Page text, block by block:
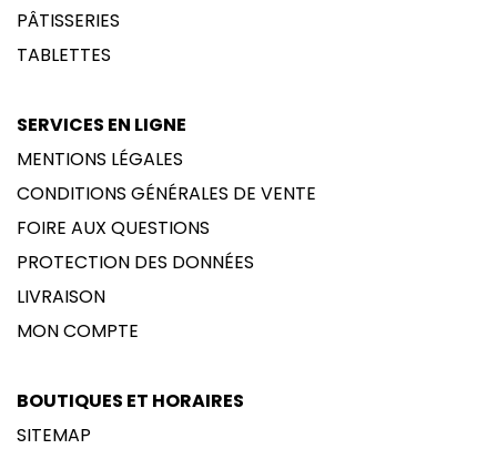
PÂTISSERIES
TABLETTES
SERVICES EN LIGNE
MENTIONS LÉGALES
CONDITIONS GÉNÉRALES DE VENTE
FOIRE AUX QUESTIONS
PROTECTION DES DONNÉES
LIVRAISON
MON COMPTE
BOUTIQUES ET HORAIRES
SITEMAP